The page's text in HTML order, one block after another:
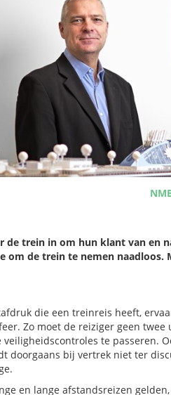
de trein in om hun klant van en
om de trein te nemen
die een treinreis heeft,
Zo moet de reiziger geen
te passeren.
doorgaans bij vertrek niet ter
en lange afstandsreizen